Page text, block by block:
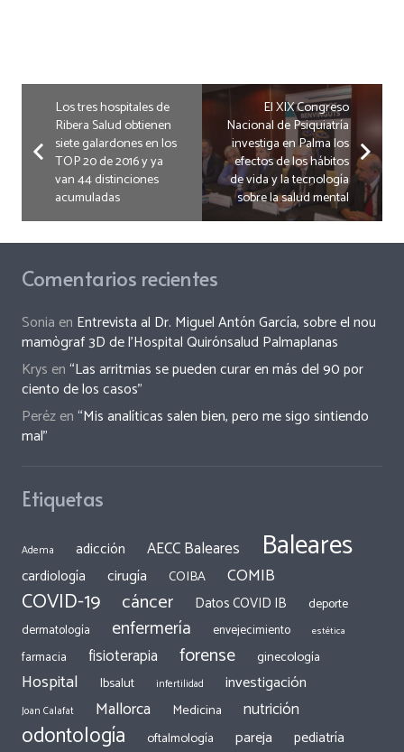
Los tres hospitales de
Ribera Salud obtienen
siete galardones en los
TOP 20 de 2016 y ya
van 44 distinciones
acumuladas
El XIX Congreso
Nacional de Psiquiatría
investiga en Palma los
efectos de los hábitos
de vida y la tecnología
sobre la salud mental
Comentarios recientes
Sonia en Entrevista al Dr. Miguel Antón García, sobre el nou
mamògraf 3D de l’Hospital Quirónsalud Palmaplanas
Krys en“Las arritmias se pueden curar en más del 90 por
ciento de los casos”
Perézen“Mis analíticas salen bien, pero me sigo sintiendo
mal”
Etiquetas
Adema adicción AECC Baleares Baleares
cardiología cirugía COIBA COMIB
COVID-19 cáncer Datos COVID IB
deporte
dermatología
enfermería envejecimiento estética
farmacia fisioterapia forense ginecología
Hospital Ibsalut infertilidad investigación
Joan Calafat Mallorca Medicina nutrición
odontología oftalmología pareja pediatría